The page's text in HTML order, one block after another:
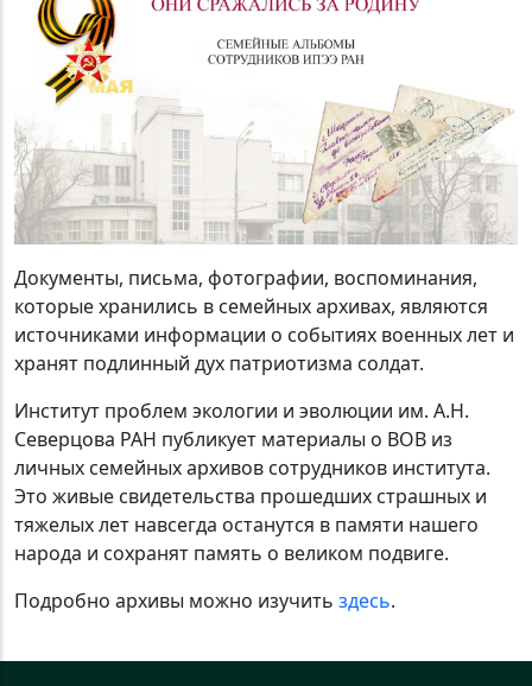
Документы, письма, фотографии, воспоминания,
которые хранились в семейных архивах, являются
источниками информации о событиях военных лет и
хранят подлинный дух патриотизма солдат.
Институт проблем экологии и эволюции им. А.Н.
Северцова РАН публикует материалы о ВОВ из
личных семейных архивов сотрудников института.
Это живые свидетельства прошедших страшных и
тяжелых лет навсегда останутся в памяти нашего
народа и сохранят память о великом подвиге.
Подробно архивы можно изучить здесь.